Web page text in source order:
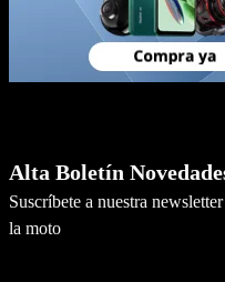
Alta Boletín
Suscríbete a nuestra
la moto